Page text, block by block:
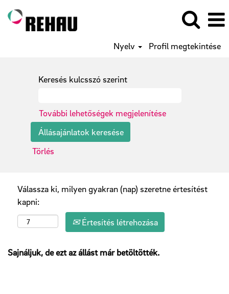
Nyelv Profil megtekintése
Keresés kulcsszó szerint
További lehetőségek megjelenítése
Törlés
Válassza ki, milyen gyakran (nap) szeretne értesítést
kapni:
Értesítés létrehozása
Sajnáljuk, de ezt az állást már betöltötték.